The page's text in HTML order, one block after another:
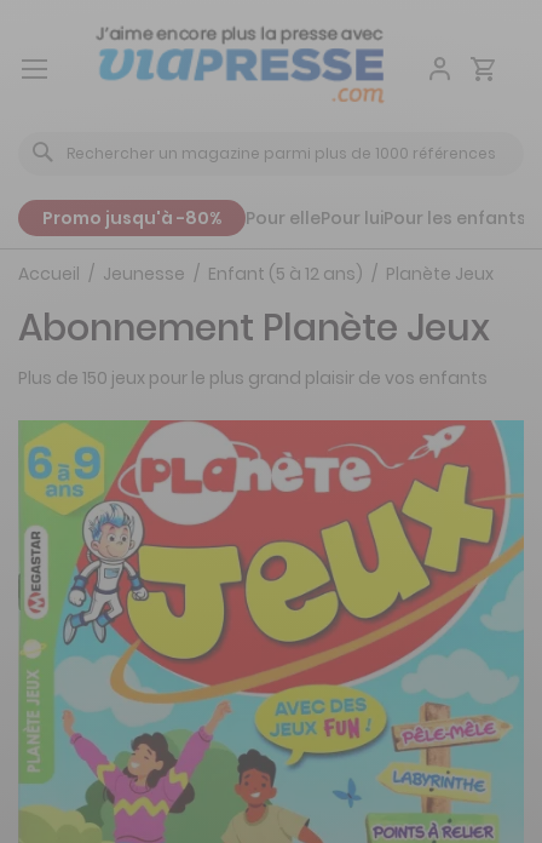
Aller
Promo jusqu'à -80% Pour ellePour luiPour les enfants
Accueil Jeunesse Enfant (5 à 12 ans) Planète Jeux
Abonnement Planète Jeux
Plus de 150 jeux pour le plus grand plaisir de vos enfants